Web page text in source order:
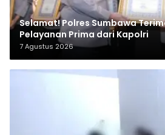
Selamat! Polres Sumbawa
Pelayanan Prima dari Kapolri
7 Agustus 2026